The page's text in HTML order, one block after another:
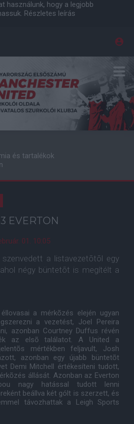
használunk, hogy a legjobb
Részletes leírás
és tartalékok
EVERTON
01. 10:05
a listavezetõtõl egy
négy büntetõt is megítélt a
a mérkõzés elején ugyan
a vezetést, Joel Pereira
azonban Courtney Duffus révén
az elsõ találatot. A United a
mértékben feljavult, Josh
azonban egy újabb büntetõt
Demi Mitchell értékesíteni tudott,
állását. Azonban az Everton
nagy hatással tudott lenni
beállva két gólt is szerzett, és
távozhattak a Leigh Sports